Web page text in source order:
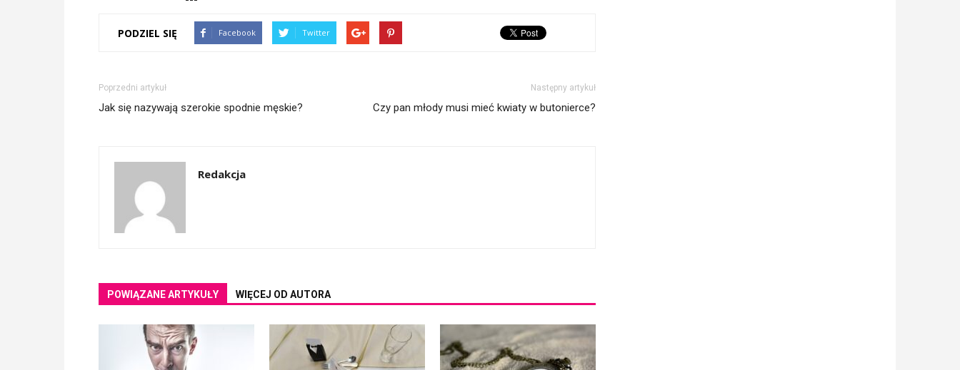
PODZIEL SIĘ Facebook Twitter
Poprzedni artykuł
Jak się nazywają szerokie spodnie męskie?
Następny artykuł
Czy pan młody musi mieć kwiaty w butonierce?
Redakcja
POWIĄZANE ARTYKUŁY WIĘCEJ OD AUTORA